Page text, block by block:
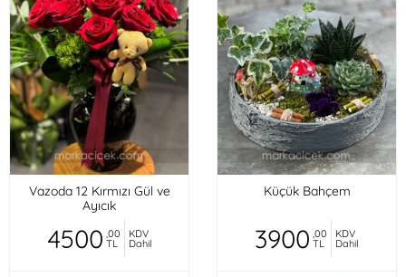
Vazoda 12 Kırmızı Gül ve
Ayıcık
4500 ,00
TL
KDV
Dahil
Küçük Bahçem
3900 ,00
TL
KDV
Dahil